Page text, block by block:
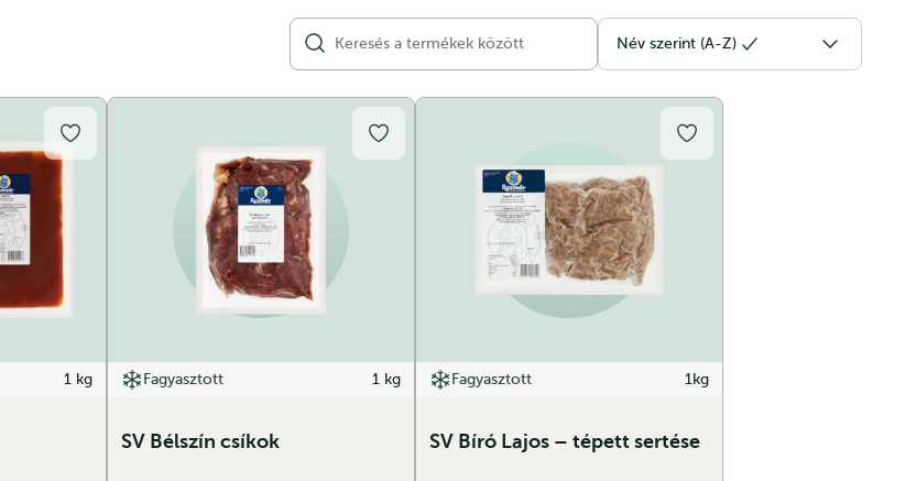
Név szerint (A-Z)
1 kg Fagyasztott 1 kg
SV Bélszín csíkok
Fagyasztott 1kg
SV Bíró Lajos – tépett sertése